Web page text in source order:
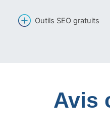
Outils SEO gratuits
Avis